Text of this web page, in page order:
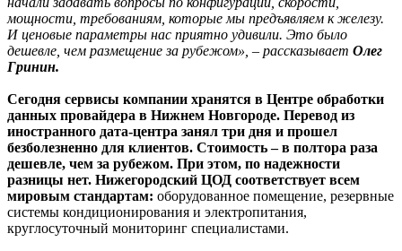
мощности, требованиям, которые мы предъявляем к железу.
И ценовые параметры нас приятно удивили. Это было
дешевле, чем размещение за рубежом», – рассказывает Олег
Гринин.
Сегодня сервисы компании хранятся в Центре обработки
данных провайдера в Нижнем Новгороде. Перевод из
иностранного дата-центра занял три дня и прошел
безболезненно для клиентов. Стоимость – в полтора раза
дешевле, чем за рубежом. При этом, по надежности
разницы нет. Нижегородский ЦОД соответствует всем
мировым стандартам: оборудованное помещение, резервные
системы кондиционирования и электропитания,
круглосуточный мониторинг специалистами.